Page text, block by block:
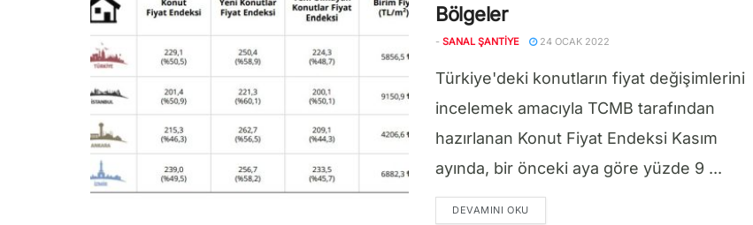
Bölgeler
- SANAL ŞANTIYE 24 OCAK 2022
Türkiye'deki konutların fiyat değişimlerini
incelemek amacıyla TCMB tarafından
hazırlanan Konut Fiyat Endeksi Kasım
ayında, bir önceki aya göre yüzde 9 ...
DEVAMINI OKUDETAILS